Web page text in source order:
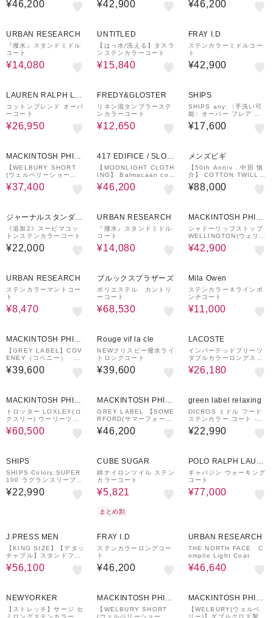
¥46,200 ¥42,900 ¥46,200
URBAN RESEARCH
『撥水』スタンドミドル
コート
¥14,080
UNTITLED
【はっ水/洗える】タスラ
ンステンカラーコート
¥15,840
FRAY I.D
ステンカラーミドルコー
ト
¥42,900
LAUREN RALPH LA
UREN
コットンブレンド オーバ
ーコート
¥26,950
FREDY&GLOSTER
リネン混タンブラーステ
ンカラーコート
¥12,650
SHIPS
SHIPS any:〈手洗い可
能〉オーバー フレア ス
テンカラー コート
¥17,600
MACKINTOSH PHILO
SOPHY
【WELBURY SHORT
(ウェルベリーショー
ト)】レインウェザークロ
ス製
¥37,400
417 EDIFICE / SLOB
E IENA
【MOONLIGHT CLOTH
ING】 Balmacaan coat
/ バルマカーンコート
¥46,200
メンズビギ
【50th Anniv . 中田 慎
介】 COTTON TWILL x
WOOL HOUND'S TOO
TH REVERSIBLE COA
¥88,000
ジャーナルスタンダー
ド レリューム
《追加2》スーピマコッ
トンステンカラーコート
¥22,000
URBAN RESEARCH
『撥水』スタンドミドル
コート
¥14,080
MACKINTOSH PHILO
SOPHY
シャドーリップストップ
WELLINGTON(ウェリン
トン) BT HOOD SHOR
T
¥42,900
URBAN RESEARCH
ステンカラーマントコー
ト
¥8,470
ブルックスブラザーズ
ポリエステル カントリ
ーコート
¥68,530
Mila Owen
ステンカラーＡラインポ
ンチコート
¥11,000
MACKINTOSH PHILO
SOPHY
【GREY LABEL】COV
ENEY（コベニー） ラ
イトギャバジン製
¥39,600
Rouge vif la cle
NEWクリスピー撥水ライ
トロングコート
¥39,600
LACOSTE
インパーテッドプリーツ
ダブルカラーロングスプ
リングコート
¥26,180
MACKINTOSH PHILO
SOPHY
トロッター LOXLEY(ロ
クスリー) ウーリーツイ
ル
¥60,500
MACKINTOSH PHILO
SOPHY
GREY LABEL 【SOME
RFORD(サマーフォー
ド)】
¥46,200
green label relaxing
DICROS ミドル フード
ステンカラー コート -撥
水-
¥22,990
SHIPS
SHIPS Colors:SUPER
100 ラグランスリーブ
ダブルボタン コート◇
¥22,990
CUBE SUGAR
綿ナイロンツイル ステン
カラーコート
¥5,821
まとめ割
POLO RALPH LAUR
EN
ギャバジン ウォーキング
コート
¥77,000
J.PRESS MEN
【KING SIZE】【デタッ
チャブル】スタンドフォ
ールシートコート / ダウ
ンライナー
¥56,100
FRAY I.D
ステンカラーロングコー
ト
¥46,200
URBAN RESEARCH
THE NORTH FACE C
ompile Light Coat
¥46,640
NEWYORKER
【ストレッチ】サージ セ
ミロングステンカラーコ
MACKINTOSH PHILO
SOPHY
【WELBURY SHORT
(ウェルベリーショー
MACKINTOSH PHILO
SOPHY
【WELBURY(ウェルベ
リー)】ダブルクロス製